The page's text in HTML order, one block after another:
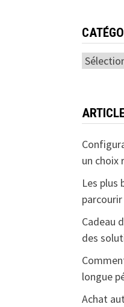
un choix
Les plus
Cadeau
des
longue
Achat